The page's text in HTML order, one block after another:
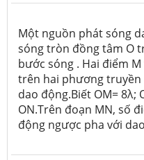
Một nguồn phát sóng
sóng tròn đồng tâm O
bước sóng . Hai điểm
trên hai phương truyền
dao động.Biết OM= 8λ;
ON.Trên đoạn MN, số
động ngược pha với